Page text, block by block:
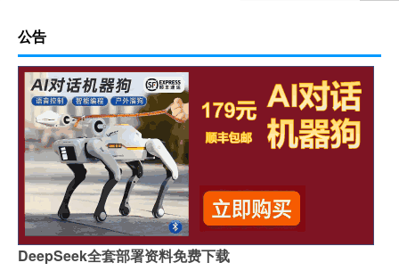
公告
DeepSeek全套部署资料免费下载